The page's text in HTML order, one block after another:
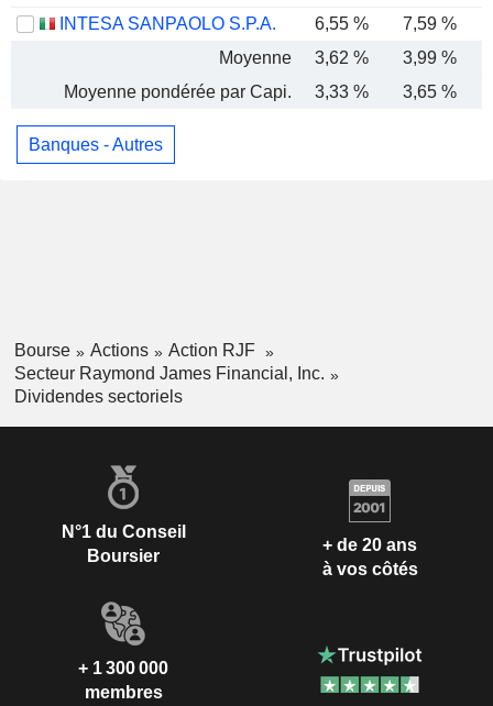
INTESA SANPAOLO S.P.A.
6,55 % 7,59 %
Moyenne
3,62 % 3,99 %
Moyenne pondérée par Capi.
3,33 % 3,65 %
Banques - Autres
Bourse Actions
Action RJF
Secteur Raymond James Financial, Inc.
Dividendes sectoriels
N°1 du Conseil
Boursier
+ de 20 ans
à vos côtés
+ 1 300 000
membres